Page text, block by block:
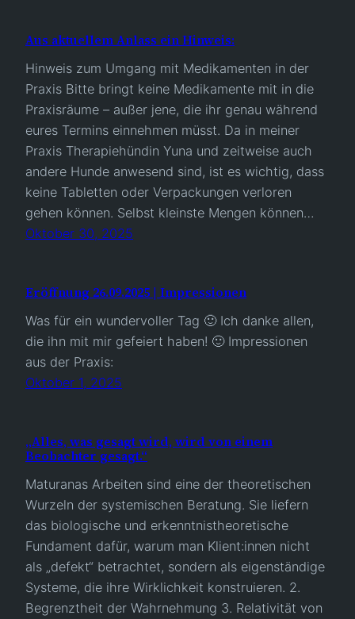
Aus aktuellem Anlass ein Hinweis:
Hinweis zum Umgang mit Medikamenten in der
Praxis Bitte bringt keine Medikamente mit in die
Praxisräume – außer jene, die ihr genau während
eures Termins einnehmen müsst. Da in meiner
Praxis Therapiehündin Yuna und zeitweise auch
andere Hunde anwesend sind, ist es wichtig, dass
keine Tabletten oder Verpackungen verloren
gehen können. Selbst kleinste Mengen können…
Oktober 30, 2025
Eröffnung 26.09.2025 | Impressionen
Was für ein wundervoller Tag 🙂 Ich danke allen,
die ihn mit mir gefeiert haben! 🙂 Impressionen
aus der Praxis:
Oktober 1, 2025
„Alles, was gesagt wird, wird von einem
Beobachter gesagt.“
Maturanas Arbeiten sind eine der theoretischen
Wurzeln der systemischen Beratung. Sie liefern
das biologische und erkenntnistheoretische
Fundament dafür, warum man Klient:innen nicht
als „defekt“ betrachtet, sondern als eigenständige
Systeme, die ihre Wirklichkeit konstruieren. 2.
Begrenztheit der Wahrnehmung 3. Relativität von